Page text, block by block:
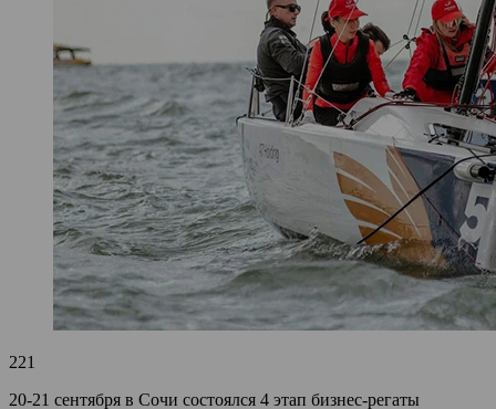
221
20-21 сентября в Сочи состоялся 4 этап бизнес-регаты